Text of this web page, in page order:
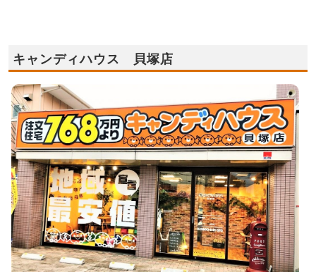
キャンディハウス 貝塚店